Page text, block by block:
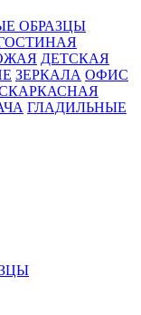
ОБРАЗЦЫ
ДЕТСКАЯ
ЗЕРКАЛА ОФИС
ГЛАДИЛЬНЫЕ